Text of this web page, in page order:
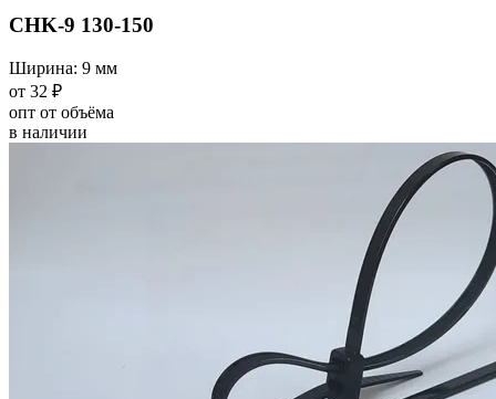
CHK-9 130-150
Ширина: 9 мм
от 32 ₽
опт от объёма
в наличии